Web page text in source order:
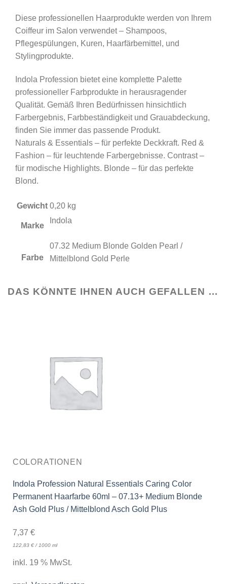
Diese professionellen Haarprodukte werden von Ihrem
Coiffeur im Salon verwendet – Shampoos,
Pflegespülungen, Kuren, Haarfärbemittel, und
Stylingprodukte.
Indola Profession bietet eine komplette Palette
professioneller Farbprodukte in herausragender
Qualität. Gemäß Ihren Bedürfnissen hinsichtlich
Farbergebnis, Farbbeständigkeit und Grauabdeckung,
finden Sie immer das passende Produkt.
Naturals & Essentials – für perfekte Deckkraft. Red &
Fashion – für leuchtende Farbergebnisse. Contrast –
für modische Highlights. Blonde – für das perfekte
Blond.
Gewicht 0,20 kg
Marke
Indola
Farbe
07.32 Medium Blonde Golden Pearl /
Mittelblond Gold Perle
DAS KÖNNTE IHNEN AUCH GEFALLEN …
COLORATIONEN
Indola Profession Natural Essentials Caring Color
Permanent Haarfarbe 60ml – 07.13+ Medium Blonde
Ash Gold Plus / Mittelblond Asch Gold Plus
7,37 €
122,83 €/ 1000 ml
inkl. 19 % MwSt.